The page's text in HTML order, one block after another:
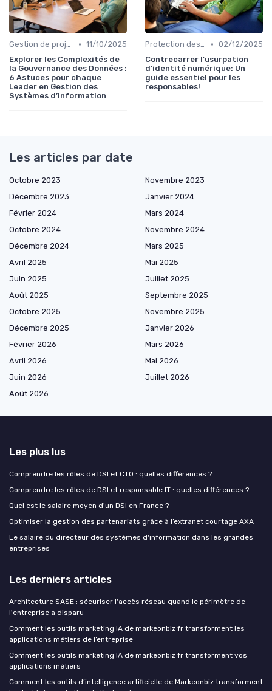
Gestion de projets • 11/10/2025
Explorer les Complexités de
la Gouvernance des Données :
6 Astuces pour chaque
Leader en Gestion des
Systèmes d’information
Protection des données • 02/12/2025
Contrecarrer l'usurpation
d'identité numérique: Un
guide essentiel pour les
responsables!
Les articles par date
Octobre 2023
Novembre 2023
Décembre 2023
Janvier 2024
Février 2024
Mars 2024
Octobre 2024
Novembre 2024
Décembre 2024
Mars 2025
Avril 2025
Mai 2025
Juin 2025
Juillet 2025
Août 2025
Septembre 2025
Octobre 2025
Novembre 2025
Décembre 2025
Janvier 2026
Février 2026
Mars 2026
Avril 2026
Mai 2026
Juin 2026
Juillet 2026
Août 2026
Les plus lus
Comprendre les rôles de DSI et CTO : quelles différences ?
Comprendre les rôles de DSI et responsable IT : quelles différences ?
Quel est le salaire moyen d'un DSI en France ?
Optimiser la gestion des partenariats grâce à l’extranet courtage AXA
Le salaire du directeur des systèmes d'information dans les grandes
entreprises
Les derniers articles
Architecture SASE : sécuriser l'accès réseau quand le périmètre de
l'entreprise a disparu
Comment les outils marketing IA de markeonbiz fr transforment les
applications métiers de l’entreprise
Comment les outils marketing IA de markeonbiz fr transforment vos
applications métiers
Comment les outils d’intelligence artificielle de Markeonbiz transforment